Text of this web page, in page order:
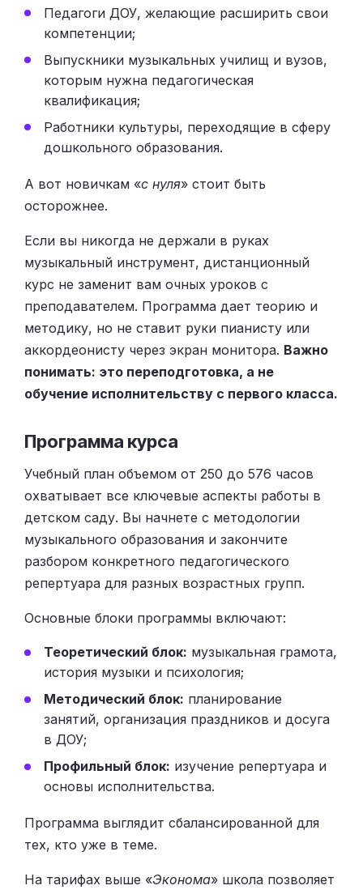
Педагоги ДОУ, желающие расширить свои
компетенции;
Выпускники музыкальных училищ и вузов,
которым нужна педагогическая
квалификация;
Работники культуры, переходящие в сферу
дошкольного образования.
А вот новичкам «с нуля» стоит быть
осторожнее.
Если вы никогда не держали в руках
музыкальный инструмент, дистанционный
курс не заменит вам очных уроков с
преподавателем. Программа дает теорию и
методику, но не ставит руки пианисту или
аккордеонисту через экран монитора. Важно
понимать: это переподготовка, а не
обучение исполнительству с первого класса.
Программа курса
Учебный план объемом от 250 до 576 часов
охватывает все ключевые аспекты работы в
детском саду. Вы начнете с методологии
музыкального образования и закончите
разбором конкретного педагогического
репертуара для разных возрастных групп.
Основные блоки программы включают:
Теоретический блок: музыкальная грамота,
история музыки и психология;
Методический блок: планирование
занятий, организация праздников и досуга
в ДОУ;
Профильный блок: изучение репертуара и
основы исполнительства.
Программа выглядит сбалансированной для
тех, кто уже в теме.
На тарифах выше «Эконома» школа позволяет